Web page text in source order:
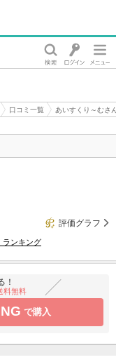
口コミ一覧
あいすくり～むさ
評価グラフ
ランキング
！
料無料
で購入